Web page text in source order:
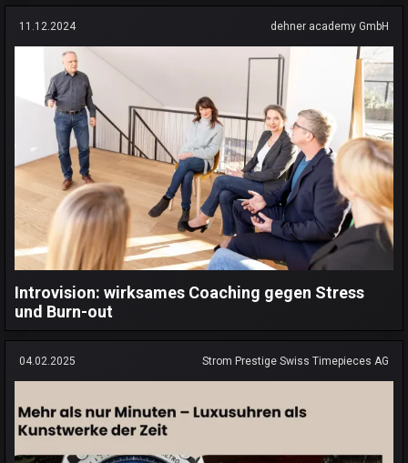
11.12.2024 dehner academy GmbH
Introvision: wirksames Coaching gegen Stress
und Burn-out
04.02.2025 Strom Prestige Swiss Timepieces AG